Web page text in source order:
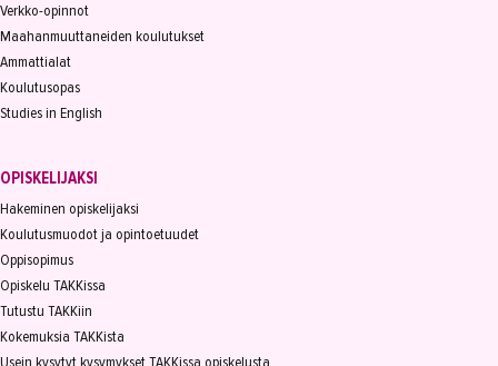
Verkko-opinnot
Maahanmuuttaneiden koulutukset
Ammattialat
Koulutusopas
Studies in English
OPISKELIJAKSI
Hakeminen opiskelijaksi
Koulutusmuodot ja opintoetuudet
Oppisopimus
Opiskelu TAKKissa
Tutustu TAKKiin
Kokemuksia TAKKista
Usein kysytyt kysymykset TAKKissa opiskelusta